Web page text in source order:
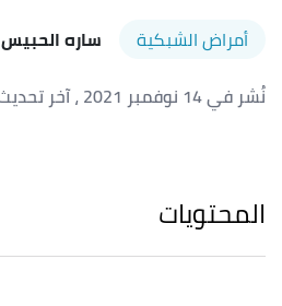
أمراض الشبكية ساره الحبيس
نُشر في 14 نوفمبر 2021
، آخر تحديث 11 يناير
المحتويات